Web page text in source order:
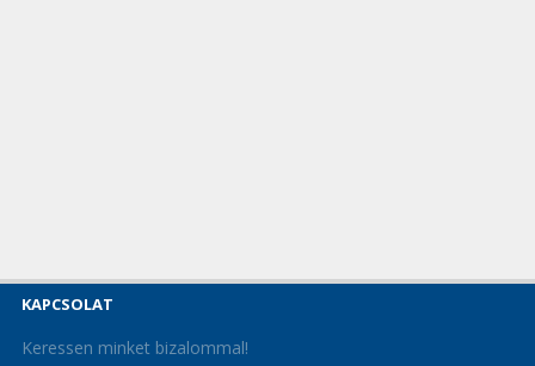
KAPCSOLAT
Keressen minket bizalommal!